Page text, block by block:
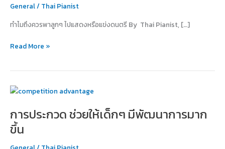
General/ Thai Pianist
ทำไมถึงควรพาลูกๆ ไปแสดงหรือแข่งดนตรี By Thai Pianist, […]
ลูกๆ
แสดง
แข่ง
Read More »
การประกวด ช่วยให้เด็กๆ มีพัฒนาการมาก
ขึ้น
การ
ช่วย
ให้
เด็กๆ
มี